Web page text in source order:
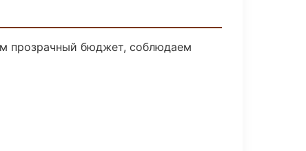
прозрачный бюджет, соблюдаем